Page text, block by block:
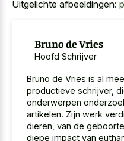
Uitgelichte afbeeldingen:
Bruno de Vries
Hoofd Schrijver
Bruno de Vries is al
productieve schrijver,
onderwerpen
artikelen. Zijn werk
dieren, van de
diepe impact van